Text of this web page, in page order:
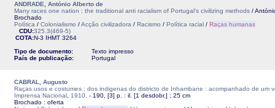
ANDRADE, António Alberto de
Many races one nation : the traditional anti racialism of Portugal's civilizing methods /
Brochado
Política / Colonialismo /Acção civilizadora / Racismo / Política racial / Raças humanas
CDU:325.3(469-5)
COTA:N-3 IHMT 3264
Tipo de documento:
Texto impresso
País de publicação:
Portugal
CABRAL, Augusto
Raças usos e costumes : dos indigenas do districto de Inhambane : acompanhado de um
Imprensa Nacional
1910 . - 190, [3] p. : il. [1 desdobr.] ; 25 cm
Brochado : oferta